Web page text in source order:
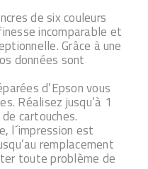
de six couleurs
incomparable et
Grâce à une
données sont
d’Epson vous
Réalisez jusqu’à 1
cartouches.
l´impression est
remplacement
toute problème de